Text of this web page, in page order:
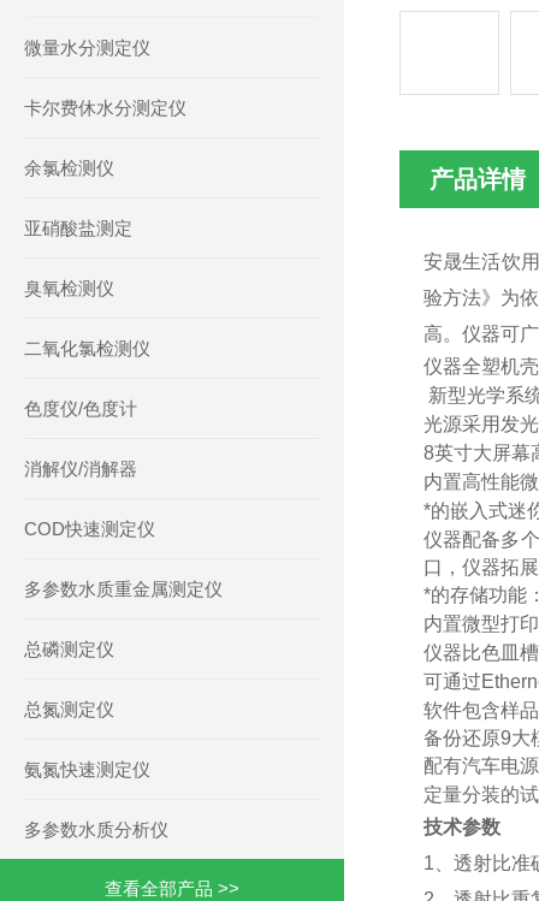
微量水分测定仪
卡尔费休水分测定仪
余氯检测仪
亚硝酸盐测定
臭氧检测仪
二氧化氯检测仪
色度仪/色度计
消解仪/消解器
COD快速测定仪
多参数水质重金属测定仪
总磷测定仪
总氮测定仪
氨氮快速测定仪
多参数水质分析仪
查看全部产品 >>
产品详情
安晟生活饮
验方法》为
高。仪器可
仪器全塑机
新型光学系
光源采用发
8英寸大屏幕
内置高性能
*的嵌入式迷
仪器配备多
口，仪器拓
*的存储功能
内置微型打
仪器比色皿
可通过
软件包含样
备份还原9大
配有汽车电
定量分装的
技术参数
1、 透射比准